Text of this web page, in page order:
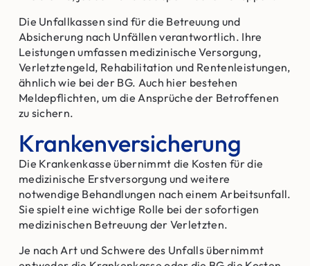
Die Unfallkassen sind für die Betreuung und
Absicherung nach Unfällen verantwortlich. Ihre
Leistungen umfassen medizinische Versorgung,
Verletztengeld, Rehabilitation und Rentenleistungen,
ähnlich wie bei der BG. Auch hier bestehen
Meldepflichten, um die Ansprüche der Betroffenen
zu sichern.
Krankenversicherung
Die Krankenkasse übernimmt die Kosten für die
medizinische Erstversorgung und weitere
notwendige Behandlungen nach einem Arbeitsunfall.
Sie spielt eine wichtige Rolle bei der sofortigen
medizinischen Betreuung der Verletzten.
Je nach Art und Schwere des Unfalls übernimmt